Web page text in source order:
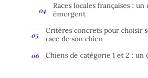
Races locales françaises : un
émergent
Critères concrets pour choisir
race de son chien
Chiens de catégorie 1 et 2 : un